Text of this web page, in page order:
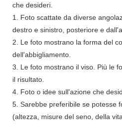
che desideri.
1. Foto scattate da diverse
destro e sinistro, posteriore e
2. Le foto mostrano la forma del
dell'abbigliamento.
3. Le foto mostrano il viso. Più le
il risultato.
4. Foto o idee sull'azione che
5. Sarebbe preferibile se potesse
(altezza, misure del seno, della